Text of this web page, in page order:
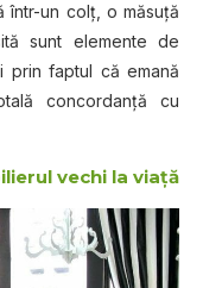
într-un colţ, o măsuţă
sunt elemente de
prin faptul că emană
concordanţă cu
vechi la viaţă